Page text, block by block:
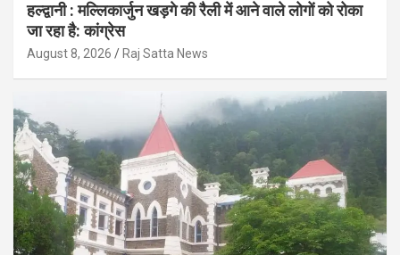
हल्द्वानी : मल्लिकार्जुन खड़गे की रैली में आने वाले लोगों को रोका
जा रहा है: कांग्रेस
August 8, 2026 Raj Satta News